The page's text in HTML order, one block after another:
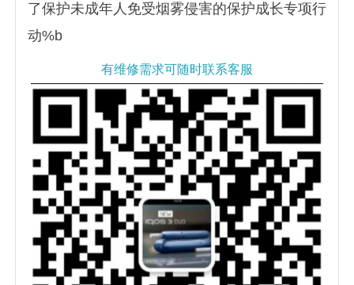
了保护未成年人免受烟雾侵害的保护成长专项行
动%b
有维修需求可随时联系客服